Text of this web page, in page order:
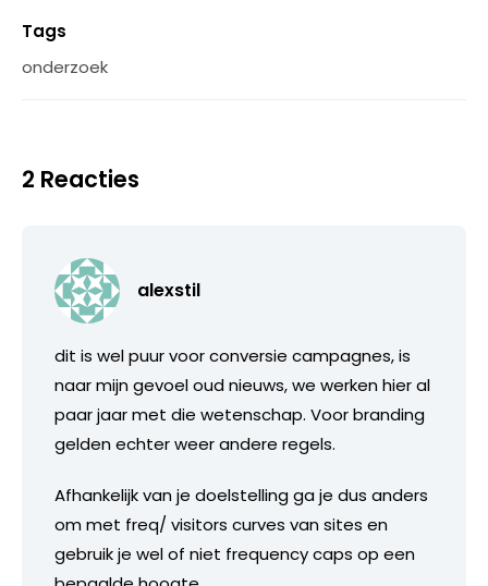
Tags
onderzoek
2 Reacties
alexstil
dit is wel puur voor conversie campagnes, is
naar mijn gevoel oud nieuws, we werken hier al
paar jaar met die wetenschap. Voor branding
gelden echter weer andere regels.
Afhankelijk van je doelstelling ga je dus anders
om met freq/ visitors curves van sites en
gebruik je wel of niet frequency caps op een